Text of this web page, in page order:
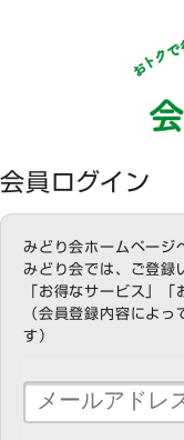
会員ログイン
みどり会ホームページ
みどり会では、ご登録
「お得なサービス」「
（会員登録内容によ
す）